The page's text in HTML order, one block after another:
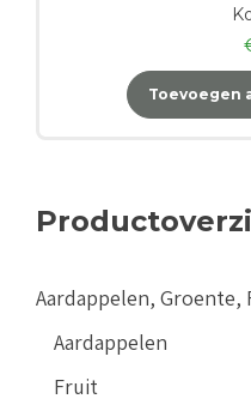
Toevoegen
Aardappelen, Groente,
Aardappelen
Fruit